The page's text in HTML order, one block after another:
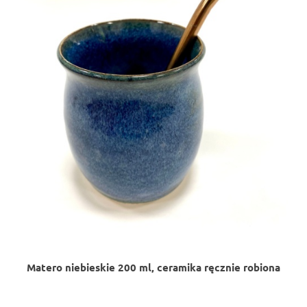
Matero niebieskie 200 ml, ceramika ręcznie robiona